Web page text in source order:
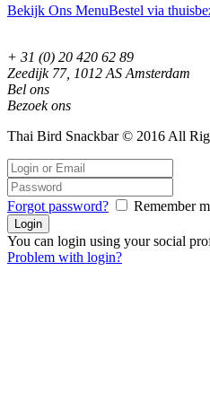
Bekijk Ons MenuBestel via
+ 31 (0) 20 420 62 89
Zeedijk 77, 1012 AS Amsterdam
Bel ons
Bezoek ons
Thai Bird Snackbar © 2016 All
Forgot password? Remember
You can login using your social
Problem with login?